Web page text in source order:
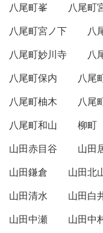
八尾町峯
八尾町
八尾町宮ノ下
八
八尾町妙川寺
八
八尾町保内
八尾
八尾町柚木
八尾
八尾町和山
柳町
山田赤目谷
山田
山田鎌倉
山田北
山田清水
山田白
山田中瀬
山田中